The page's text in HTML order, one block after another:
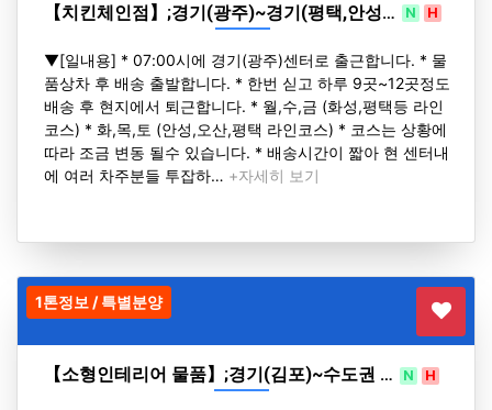
【치킨체인점】;경기(광주)~경기(평택,안성… N H
▼[일내용] * 07:00시에 경기(광주)센터로 출근합니다. * 물
품상차 후 배송 출발합니다. * 한번 싣고 하루 9곳~12곳정도
배송 후 현지에서 퇴근합니다. * 월,수,금 (화성,평택등 라인
코스) * 화,목,토 (안성,오산,평택 라인코스) * 코스는 상황에
따라 조금 변동 될수 있습니다. * 배송시간이 짧아 현 센터내
에 여러 차주분들 투잡하… +자세히 보기
1톤정보 / 특별분양
【소형인테리어 물품】;경기(김포)~수도권 … N H